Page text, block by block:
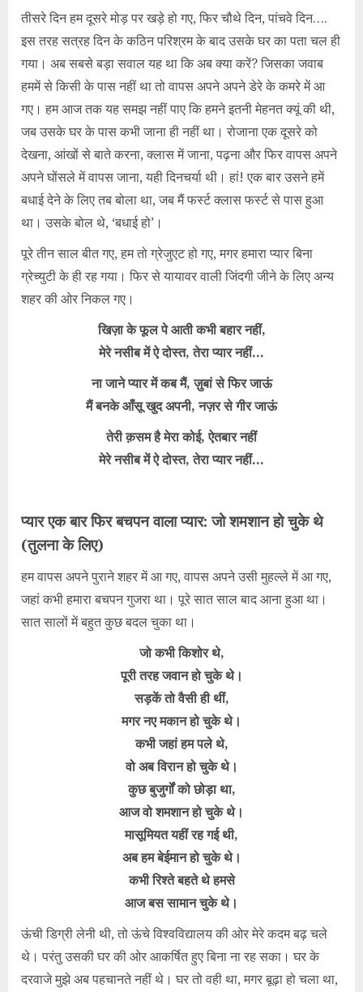
तीसरे दिन हम दूसरे मोड़ पर खड़े हो गए, फिर चौथे दिन, पांचवे दिन….
इस तरह सत्रह दिन के कठिन परिश्रम के बाद उसके घर का पता चल ही
गया। अब सबसे बड़ा सवाल यह था कि अब क्या करें? जिसका जवाब
हममें से किसी के पास नहीं था तो वापस अपने अपने डेरे के कमरे में आ
गए। हम आज तक यह समझ नहीं पाए कि हमने इतनी मेहनत क्यूं की थी,
जब उसके घर के पास कभी जाना ही नहीं था। रोजाना एक दूसरे को
देखना, आंखों से बाते करना, क्लास में जाना, पढ़ना और फिर वापस अपने
अपने घोंसले में वापस जाना, यही दिनचर्या थी। हां! एक बार उसने हमें
बधाई देने के लिए तब बोला था, जब मैं फर्स्ट क्लास फर्स्ट से पास हुआ
था। उसके बोल थे, ‘बधाई हो’।
पूरे तीन साल बीत गए, हम तो ग्रेजुएट हो गए, मगर हमारा प्यार बिना
ग्रेच्युटी के ही रह गया। फिर से यायावर वाली जिंदगी जीने के लिए अन्य
शहर की ओर निकल गए।
खिज़ा के फूल पे आती कभी बहार नहीं,
मेरे नसीब में ऐ दोस्त, तेरा प्यार नहीं…
ना जाने प्यार में कब मैं, ज़ुबां से फिर जाऊं
मैं बनके आँसू खुद अपनी, नज़र से गीर जाऊं
तेरी क़सम है मेरा कोई, ऐतबार नहीं
मेरे नसीब में ऐ दोस्त, तेरा प्यार नहीं…
प्यार एक बार फिर बचपन वाला प्यार: जो शमशान हो चुके थे
(तुलना के लिए)
हम वापस अपने पुराने शहर में आ गए, वापस अपने उसी मुहल्ले में आ गए,
जहां कभी हमारा बचपन गुजरा था। पूरे सात साल बाद आना हुआ था।
सात सालों में बहुत कुछ बदल चुका था।
जो कभी किशोर थे,
पूरी तरह जवान हो चुके थे।
सड़कें तो वैसी ही थीं,
मगर नए मकान हो चुके थे।
कभी जहां हम पले थे,
वो अब विरान हो चुके थे।
कुछ बुजुर्गों को छोड़ा था,
आज वो शमशान हो चुके थे।
मासूमियत यहीं रह गई थी,
अब हम बेईमान हो चुके थे।
कभी रिश्ते बहते थे हमसे
आज बस सामान चुके थे।
ऊंची डिग्री लेनी थी, तो ऊंचे विश्वविद्यालय की ओर मेरे कदम बढ़ चले
थे। परंतु उसकी घर की ओर आकर्षित हुए बिना ना रह सका। घर के
दरवाजे मुझे अब पहचानते नहीं थे। घर तो वही था, मगर बूढ़ा हो चला था,